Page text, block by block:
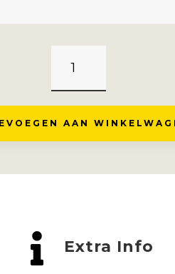
LA
AANTAL
AAN
 Extra Info